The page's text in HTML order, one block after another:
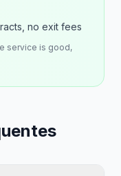
no exit fees
service is good,